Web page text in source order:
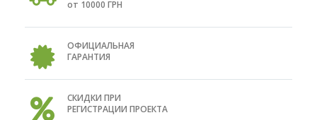
от 10000 ГРН
ОФИЦИАЛЬНАЯ
ГАРАНТИЯ
СКИДКИ ПРИ
РЕГИСТРАЦИИ ПРОЕКТА